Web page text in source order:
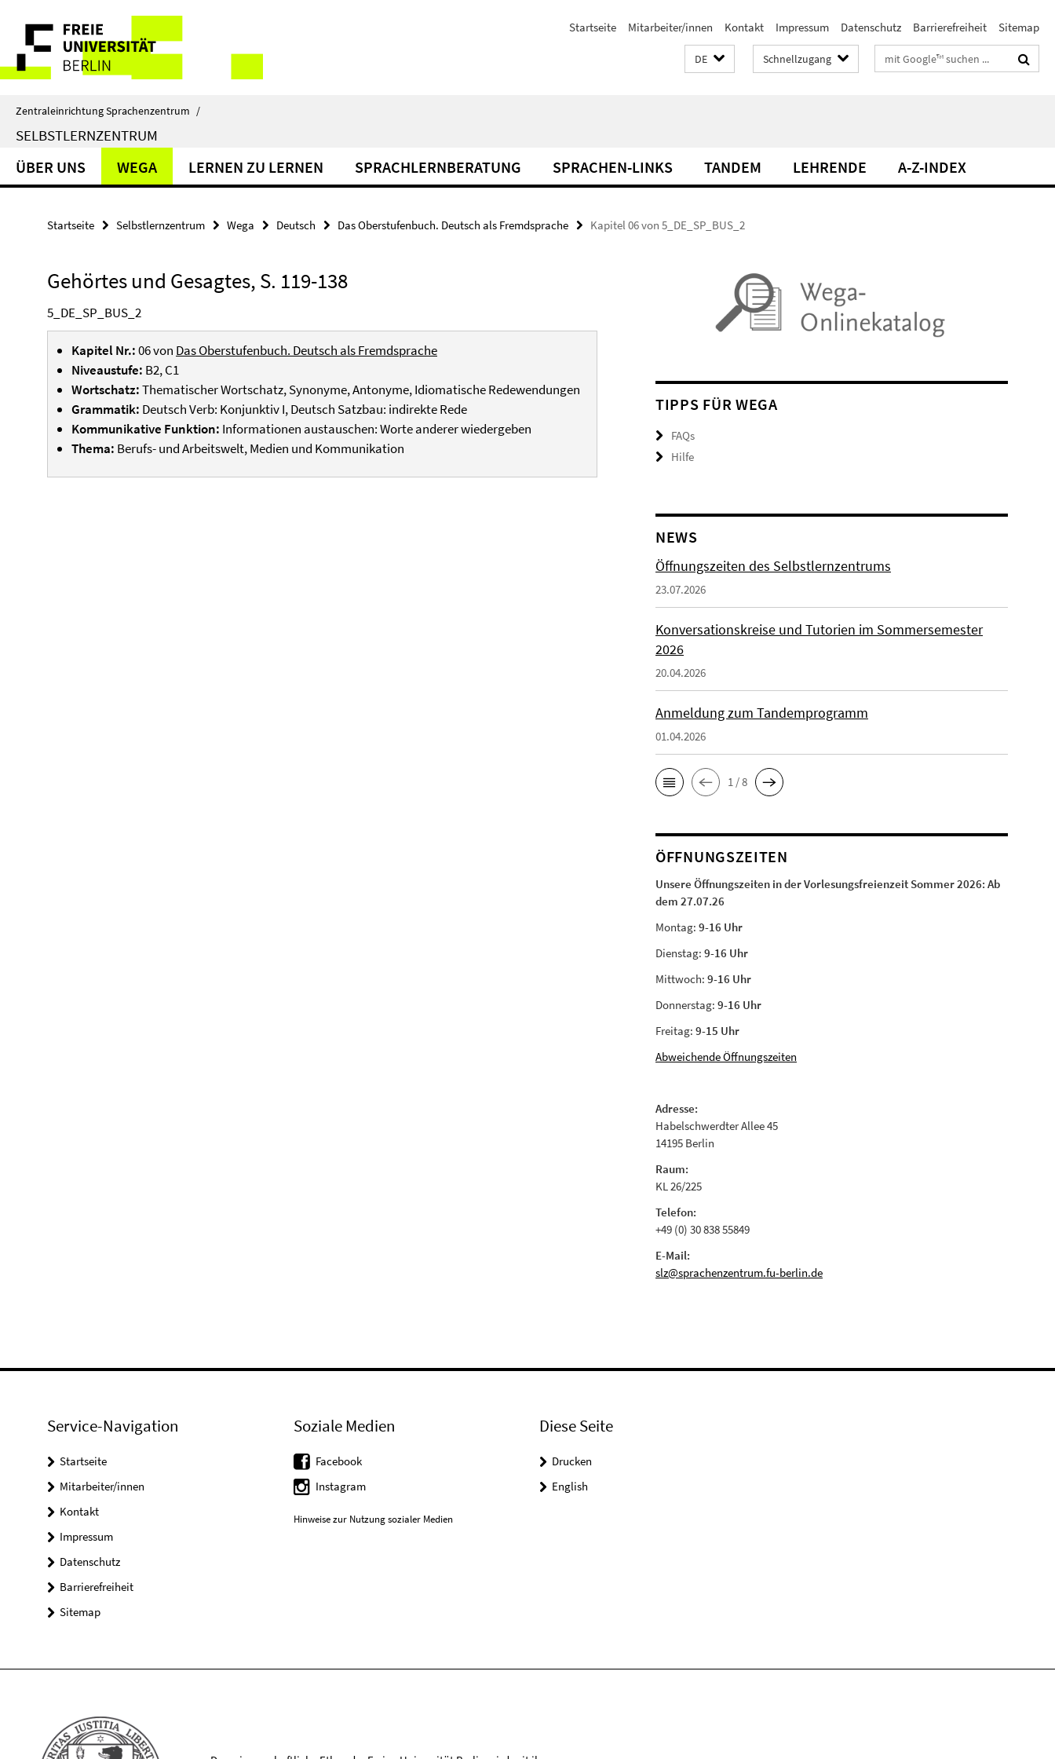
direkt
Inhalt
Service-
Navigation
Startseite Mitarbeiter/innen Kontakt Impressum Datenschutz Barrierefreiheit Sitemap
DE Schnellzugang Suchbegriffe
Zentraleinrichtung Sprachenzentrum /
SELBSTLERNZENTRUM
ÜBER UNS WEGA LERNEN ZU LERNEN SPRACHLERNBERATUNG SPRACHEN-LINKS TANDEM LEHRENDE A-Z-INDEX
Startseite Selbstlernzentrum Wega Deutsch Das Oberstufenbuch. Deutsch als Fremdsprache Kapitel 06 von 5_DE_SP_BUS_2
Gehörtes und Gesagtes, S. 119-138
5_DE_SP_BUS_2
Kapitel Nr.:06 von Das Oberstufenbuch. Deutsch als Fremdsprache
Niveaustufe: B2, C1
Wortschatz:Thematischer Wortschatz, Synonyme, Antonyme, Idiomatische Redewendungen
Grammatik: Deutsch Verb: Konjunktiv I, Deutsch Satzbau: indirekte Rede
Kommunikative Funktion: Informationen austauschen: Worte anderer wiedergeben
Thema: Berufs- und Arbeitswelt, Medien und Kommunikation
TIPPS FÜR WEGA
FAQs
Hilfe
NEWS
Öffnungszeiten des Selbstlernzentrums
23.07.2026
Konversationskreise und Tutorien im Sommersemester
2026
20.04.2026
Anmeldung zum Tandemprogramm
01.04.2026
1 / 8
ÖFFNUNGSZEITEN
Unsere Öffnungszeiten in der Vorlesungsfreienzeit Sommer 2026:Ab
dem 27.07.26
Montag:9-16 Uhr
Dienstag:9-16 Uhr
Mittwoch:9-16 Uhr
Donnerstag:9-16 Uhr
Freitag:9-15 Uhr
Abweichende Öffnungszeiten
Adresse:
Habelschwerdter Allee 45
14195 Berlin
Raum:
KL 26/225
Telefon:
+49 (0) 30 838 55849
E-Mail:
slz@sprachenzentrum.fu-berlin.de
Service-Navigation
Startseite
Mitarbeiter/innen
Kontakt
Impressum
Datenschutz
Barrierefreiheit
Sitemap
Soziale Medien
Facebook
Instagram
Hinweise zur Nutzung sozialer Medien
Diese Seite
Drucken
English